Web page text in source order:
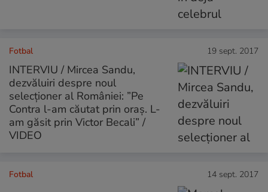
Fotbal 19 sept. 2017
INTERVIU / Mircea Sandu,
dezvăluiri despre noul
selecționer al României: ”Pe
Contra l-am căutat prin oraș. L-
am găsit prin Victor Becali” /
VIDEO
Fotbal 14 sept. 2017